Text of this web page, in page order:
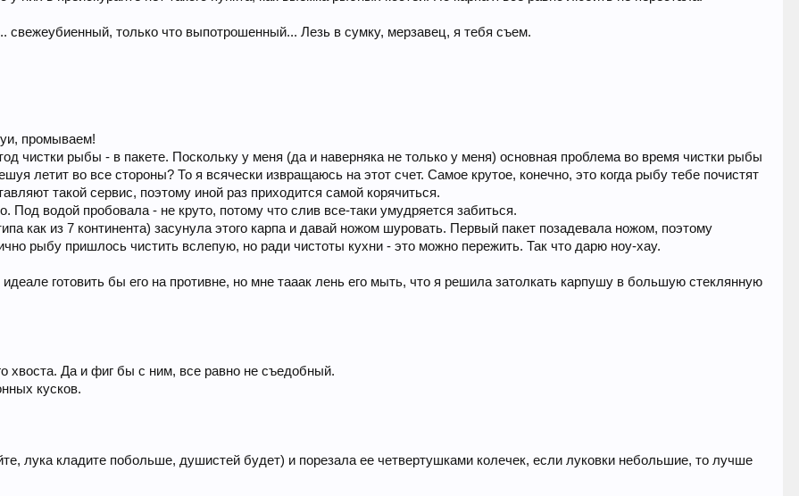
свежеубиенный, только что выпотрошенный... Лезь в сумку, мерзавец, я тебя съем.
промываем!
чистки рыбы - в пакете. Поскольку у меня (да и наверняка не только у меня) основная проблема во время чистки рыбы
летит во все стороны? То я всячески извращаюсь на этот счет. Самое крутое, конечно, это когда рыбу тебе почистят
такой сервис, поэтому иной раз приходится самой корячиться.
Под водой пробовала - не круто, потому что слив все-таки умудряется забиться.
как из 7 континента) засунула этого карпа и давай ножом шуровать. Первый пакет позадевала ножом, поэтому
рыбу пришлось чистить вслепую, но ради чистоты кухни - это можно пережить. Так что дарю ноу-хау.
готовить бы его на противне, но мне тааак лень его мыть, что я решила затолкать карпушу в большую стеклянную
хвоста. Да и фиг бы с ним, все равно не съедобный.
кусков.
лука кладите побольше, душистей будет) и порезала ее четвертушками колечек, если луковки небольшие, то лучше